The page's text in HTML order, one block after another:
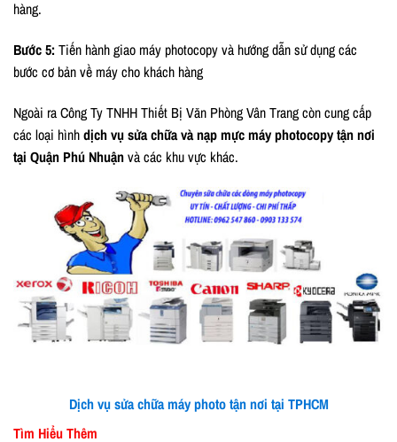
hàng.
Bước 5:Tiến hành giao máy photocopy và hướng dẫn sử dụng các
bước cơ bản về máy cho khách hàng
Ngoài ra Công Ty TNHH Thiết Bị Văn Phòng Vân Trang còn cung cấp
các loại hìnhdịch vụ sửa chữa và nạp mực máy photocopy tận nơi
tại Quận Phú Nhuậnvà các khu vực khác.
Dịch vụ sửa chữa máy photo tận nơi tại TPHCM
Tìm Hiểu Thêm